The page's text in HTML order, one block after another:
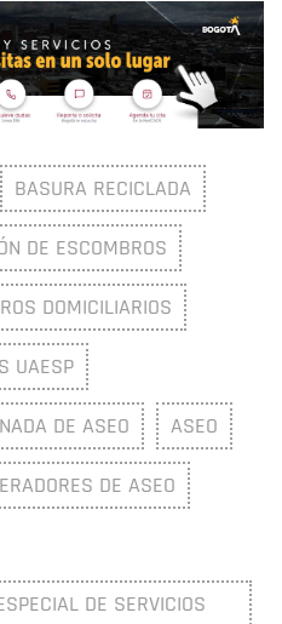
BASURA RECICLADA
DE ESCOMBROS
DOMICILIARIOS
UAESP
DE ASEO ASEO
DE ASEO
DE SERVICIOS